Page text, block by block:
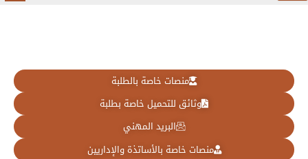
منصات خاصة بالطلبة
وثائق للتحميل خاصة بطلبة
البريد المهني
منصات خاصة بالأساتذة والإداريين